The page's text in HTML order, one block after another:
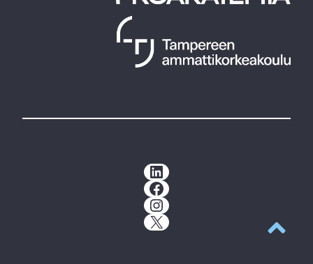
LinkedIn
Facebook
Instagram
X
Takaisin